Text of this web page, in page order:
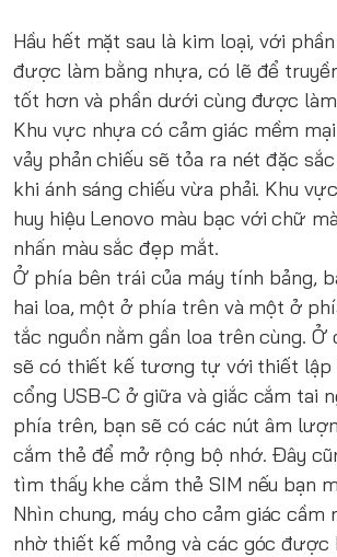
Hầu hết mặt sau là kim loại, với
được làm bằng nhựa, có lẽ để
tốt hơn và phần dưới cùng được
Khu vực nhựa có cảm giác mềm
vảy phản chiếu sẽ tỏa ra nét đặc
khi ánh sáng chiếu vừa phải. Khu
huy hiệu Lenovo màu bạc với chữ
nhấn màu sắc đẹp mắt.
Ở phía bên trái của máy tính bảng,
hai loa, một ở phía trên và một ở
tắc nguồn nằm gần loa trên cùng. Ở
sẽ có thiết kế tương tự với thiết lập
cổng USB-C ở giữa và giắc cắm tai
phía trên, bạn sẽ có các nút âm
cắm thẻ để mở rộng bộ nhớ. Đây
tìm thấy khe cắm thẻ SIM nếu bạn
Nhìn chung, máy cho cảm giác cầm
nhờ thiết kế mỏng và các góc được